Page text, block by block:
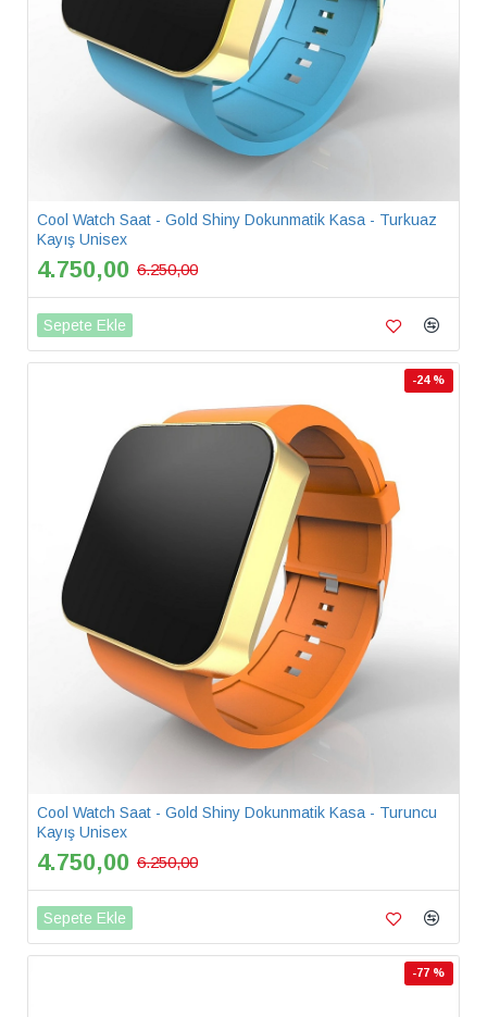
Cool Watch Saat - Gold Shiny Dokunmatik Kasa - Turkuaz
Kayış Unisex
4.750,00 6.250,00
Sepete Ekle
-24 %
Cool Watch Saat - Gold Shiny Dokunmatik Kasa - Turuncu
Kayış Unisex
4.750,00 6.250,00
Sepete Ekle
-77 %